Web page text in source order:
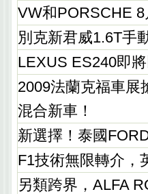
VW和PORSCHE 8
別克新君威1.6T手
LEXUS ES240即
2009法蘭克福車展
混合新車！
新選擇！泰國
F1技術無限轉介，
另類跨界，ALFA